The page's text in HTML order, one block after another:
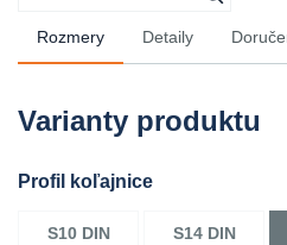
Rozmery Detaily
Varianty produktu
Profil koľajnice
S10 DIN S14 DIN